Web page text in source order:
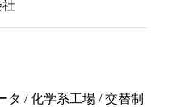
タ / 化学系工場 / 交替制